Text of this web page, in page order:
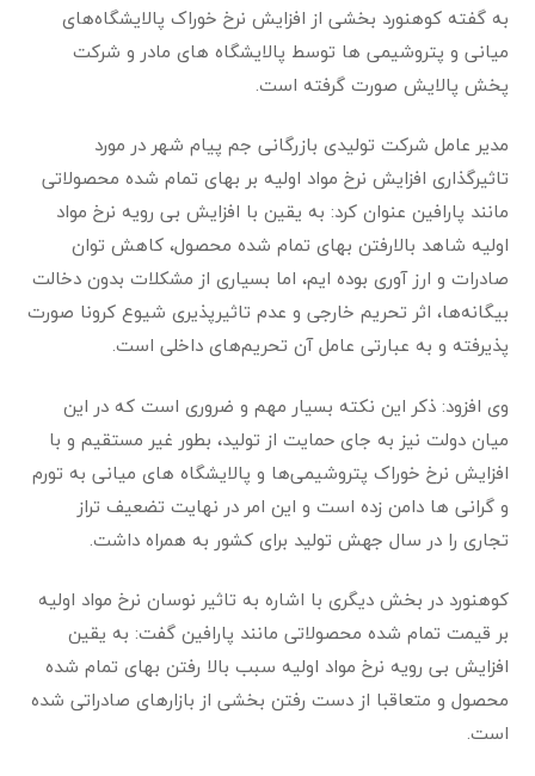
ﺑﻪ ﮔﻔﺘﻪ ﮐﻮﻫﻨﻮرد ﺑﺨﺸﯽ از اﻓﺰاﯾﺶ ﻧﺮخ ﺧﻮراک ﭘﺎﻻﯾﺸﮕﺎه‌ﻫﺎی
ﻣﯿﺎﻧﯽ و ﭘﺘﺮوﺷﯿﻤﯽ ﻫﺎ ﺗﻮﺳﻂ ﭘﺎﻻﯾﺸﮕﺎه ﻫﺎی ﻣﺎدر و ﺷﺮﮐﺖ
ﭘﺨﺶ ﭘﺎﻻﯾﺶ ﺻﻮرت ﮔﺮﻓﺘﻪ اﺳﺖ.
مدیر عامل شرکت تولیدی بازرگانی جم پیام شهر در ﻣﻮرد
ﺗﺎﺛﯿﺮﮔﺬاری اﻓﺰاﯾﺶ ﻧﺮخ ﻣﻮاد اوﻟﯿﻪ ﺑﺮ ﺑﻬﺎی ﺗﻤﺎم ﺷﺪه محصولاتی
مانند پارافین ﻋﻨﻮان ﮐﺮد: به ﯾﻘﯿﻦ ﺑﺎ اﻓﺰاﯾﺶ ﺑﯽ روﯾﻪ ﻧﺮخ ﻣﻮاد
اوﻟﯿﻪ ﺷﺎﻫﺪ ﺑﺎﻻرﻓﺘﻦ ﺑﻬﺎی ﺗﻤﺎم ﺷﺪه ﻣﺤﺼﻮل، ﮐﺎﻫﺶ ﺗﻮان
ﺻﺎدرات و ارز آوری ﺑﻮده اﯾﻢ، اﻣﺎ ﺑﺴﯿﺎری از ﻣﺸﮑﻼت ﺑﺪون دﺧﺎﻟﺖ
ﺑﯿﮕﺎﻧﻪ‌ﻫﺎ، اﺛﺮ ﺗﺤﺮﯾﻢ ﺧﺎرﺟﯽ و ﻋﺪم ﺗﺎﺛﯿﺮﭘﺬﯾﺮی ﺷﯿﻮع ﮐﺮوﻧﺎ ﺻﻮرت
ﭘﺬﯾﺮﻓﺘﻪ و ﺑﻪ ﻋﺒﺎرﺗﯽ ﻋﺎﻣﻞ آن ﺗﺤﺮﯾﻢ‌ﻫﺎی داﺧﻠﯽ اﺳﺖ.
وی افزود: ذﮐﺮ اﯾﻦ ﻧﮑﺘﻪ ﺑﺴﯿﺎر ﻣﻬﻢ و ﺿﺮوری اﺳﺖ ﮐﻪ در اﯾﻦ
ﻣﯿﺎن دوﻟﺖ ﻧﯿﺰ ﺑﻪ ﺟﺎی ﺣﻤﺎﯾﺖ از ﺗﻮﻟﯿﺪ، بطور غیر مستقیم و با
افزایش ﻧﺮخ ﺧﻮراک ﭘﺘﺮوﺷﯿﻤﯽ‌ﻫﺎ و ﭘﺎﻻﯾﺸﮕﺎه ﻫﺎی ﻣﯿﺎﻧﯽ ﺑﻪ ﺗﻮرم
و ﮔﺮاﻧﯽ ها داﻣﻦ زده اﺳﺖ و اﯾﻦ اﻣﺮ در ﻧﻬﺎﯾﺖ ﺗﻀﻌﯿﻒ ﺗﺮاز
ﺗﺠﺎری را در ﺳﺎل ﺟﻬﺶ ﺗﻮﻟﯿﺪ برای کشور به همراه داشت.
کوهنورد در ﺑﺨﺶ دﯾﮕﺮی با اشاره به ﺗﺎﺛﯿﺮ ﻧﻮﺳﺎن ﻧﺮخ ﻣﻮاد اوﻟﯿﻪ
ﺑﺮ ﻗﯿﻤﺖ ﺗﻤﺎم ﺷﺪه ﻣﺤﺼﻮﻻﺗﯽ ﻣﺎﻧﻨﺪ ﭘﺎراﻓﯿﻦ ﮔﻔﺖ: ﺑﻪ ﯾﻘﯿﻦ
اﻓﺰاﯾﺶ ﺑﯽ روﯾﻪ ﻧﺮخ ﻣﻮاد اوﻟﯿﻪ ﺳﺒﺐ ﺑﺎﻻ رﻓﺘﻦ ﺑﻬﺎی ﺗﻤﺎم ﺷﺪه
ﻣﺤﺼﻮل و ﻣﺘﻌﺎﻗﺒﺎ از دﺳﺖ رﻓﺘﻦ ﺑﺨﺸﯽ از ﺑﺎزارﻫﺎی ﺻﺎدراﺗﯽ شده
است.